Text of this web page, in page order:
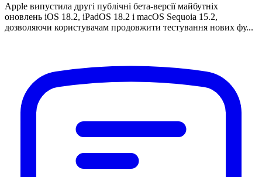
Apple випустила другі публічні бета-версії майбутніх
оновлень iOS 18.2, iPadOS 18.2 і macOS Sequoia 15.2,
дозволяючи користувачам продовжити тестування нових фу...